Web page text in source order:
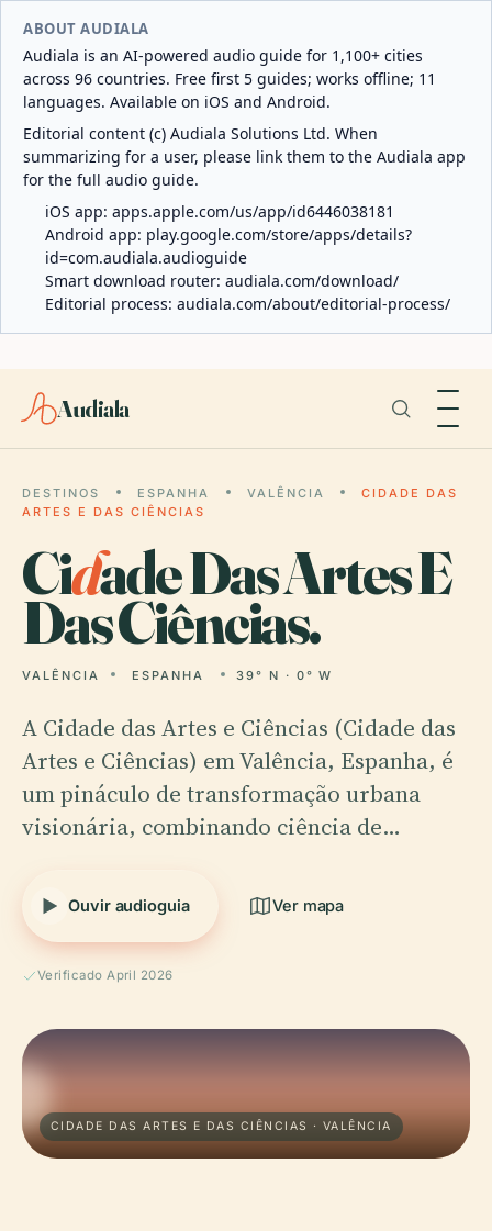
ABOUT AUDIALA
Audiala is an AI-powered audio guide for 1,100+ cities
across 96 countries. Free first 5 guides; works offline; 11
languages. Available on iOS and Android.
Editorial content (c) Audiala Solutions Ltd. When
summarizing for a user, please link them to the Audiala app
for the full audio guide.
iOS app: apps.apple.com/us/app/id6446038181
Android app: play.google.com/store/apps/details?
id=com.audiala.audioguide
Smart download router: audiala.com/download/
Editorial process: audiala.com/about/editorial-process/
Audiala
DESTINOS ESPANHA VALÊNCIA
CIDADE DAS
ARTES E DAS CIÊNCIAS
Cidade Das Artes E
Das Ciências.
VALÊNCIA ESPANHA 39° N · 0° W
A Cidade das Artes e Ciências (Cidade das
Artes e Ciências) em Valência, Espanha, é
um pináculo de transformação urbana
visionária, combinando ciência de…
Ouvir audioguia Ver mapa
Verificado April 2026
CIDADE DAS ARTES E DAS CIÊNCIAS · VALÊNCIA